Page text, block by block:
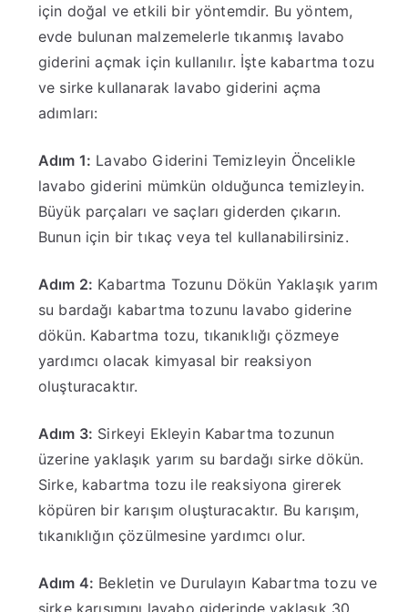
için doğal ve etkili bir yöntemdir. Bu yöntem,
evde bulunan malzemelerle tıkanmış lavabo
giderini açmak için kullanılır. İşte kabartma tozu
ve sirke kullanarak lavabo giderini açma
adımları:
Adım 1: Lavabo Giderini Temizleyin Öncelikle
lavabo giderini mümkün olduğunca temizleyin.
Büyük parçaları ve saçları giderden çıkarın.
Bunun için bir tıkaç veya tel kullanabilirsiniz.
Adım 2: Kabartma Tozunu Dökün Yaklaşık yarım
su bardağı kabartma tozunu lavabo giderine
dökün. Kabartma tozu, tıkanıklığı çözmeye
yardımcı olacak kimyasal bir reaksiyon
oluşturacaktır.
Adım 3: Sirkeyi Ekleyin Kabartma tozunun
üzerine yaklaşık yarım su bardağı sirke dökün.
Sirke, kabartma tozu ile reaksiyona girerek
köpüren bir karışım oluşturacaktır. Bu karışım,
tıkanıklığın çözülmesine yardımcı olur.
Adım 4: Bekletin ve Durulayın Kabartma tozu ve
sirke karışımını lavabo giderinde yaklaşık 30